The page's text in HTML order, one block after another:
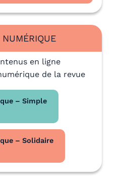
en ligne
de la revue
– Simple
– Solidaire